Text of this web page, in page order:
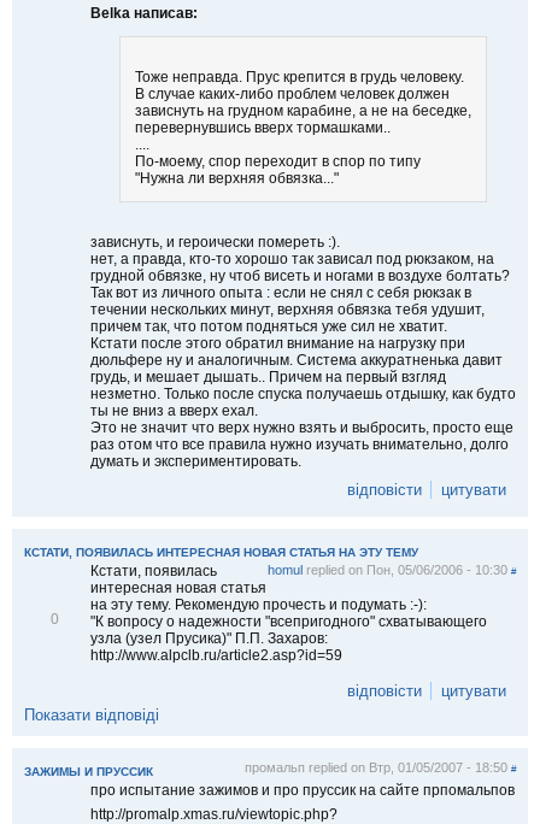
Belka написав:
Тоже неправда. Прус крепится в грудь человеку.
В случае каких-либо проблем человек должен
зависнуть на грудном карабине, а не на беседке,
перевернувшись вверх тормашками..
....
По-моему, спор переходит в спор по типу
"Нужна ли верхняя обвязка..."
зависнуть, и героически помереть :).
нет, а правда, кто-то хорошо так зависал под рюкзаком, на
грудной обвязке, ну чтоб висеть и ногами в воздухе болтать?
Так вот из личного опыта : если не снял с себя рюкзак в
течении нескольких минут, верхняя обвязка тебя удушит,
причем так, что потом подняться уже сил не хватит.
Кстати после этого обратил внимание на нагрузку при
дюльфере ну и аналогичным. Система аккуратненька давит
грудь, и мешает дышать.. Причем на первый взгляд
незметно. Только после спуска получаешь отдышку, как будто
ты не вниз а вверх ехал.
Это не значит что верх нужно взять и выбросить, просто еще
раз отом что все правила нужно изучать внимательно, долго
думать и экспериментировать.
відповісти цитувати
КСТАТИ, ПОЯВИЛАСЬ ИНТЕРЕСНАЯ НОВАЯ СТАТЬЯ НА ЭТУ ТЕМУ
homul replied on Пон, 05/06/2006 - 10:30 #
и
0
Кстати, появилась
интересная новая статья
на эту тему. Рекомендую прочесть и подумать :-):
"К вопросу о надежности "всепригодного" схватывающего
узла (узел Прусика)" П.П. Захаров:
http://www.alpclb.ru/article2.asp?id=59
відповісти
цитувати
Показати відповіді
ЗАЖИМЫ И ПРУССИК промальп replied on Втр, 01/05/2007 - 18:50 #
про испытание зажимов и про пруссик на сайте прпомальпов
http://promalp.xmas.ru/viewtopic.php?